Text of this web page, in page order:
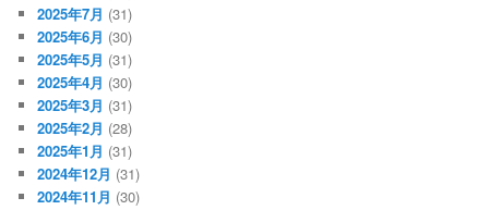
2025年7月 (31)
2025年6月 (30)
2025年5月 (31)
2025年4月 (30)
2025年3月 (31)
2025年2月 (28)
2025年1月 (31)
2024年12月 (31)
2024年11月 (30)